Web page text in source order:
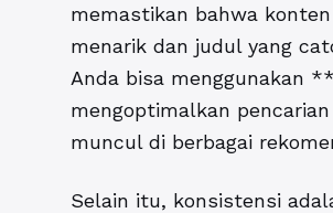
memastikan bahwa
menarik dan judul yang
Anda bisa menggunakan
mengoptimalkan
muncul di berbagai
Selain itu, konsistensi